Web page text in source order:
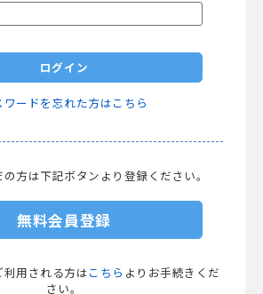
ログイン
ワードを忘れた方はこちら
方は下記ボタンより登録ください。
無料会員登録
利用される方はこちら よりお手続きくだ
さい。